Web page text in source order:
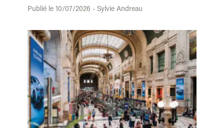
Publié le 10/07/2026 - Sylvie Andreau